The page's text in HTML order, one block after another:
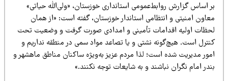
اساس گزارش روابط‌عمومی استانداری خوزستان، «ولی‌الله حیاتی»
امنیتی و انتظامی استاندار خوزستان، گفته است: «از همان
اولیه اقدامات تأمینی و امدادی صورت گرفت و وضعیت تحت
است. هیچ‌گونه نشتی و یا تصاعد مواد سمی در منطقه نداریم و
مدیریت شده است؛ لذا مردم عزیز به‌ویژه ساکنان مناطق ماهشهر و
امام نگران نباشند و به شایعات توجه نکنند.»